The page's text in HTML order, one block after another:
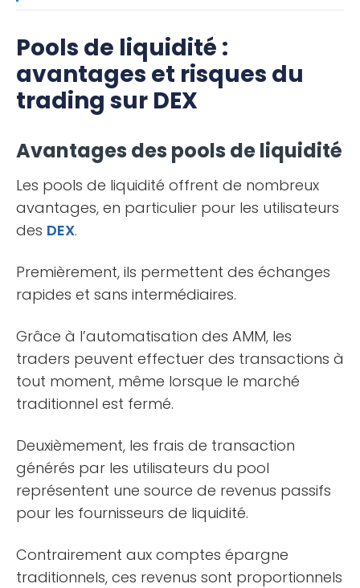
Pools de liquidité :
avantages et risques du
trading sur DEX
Avantages des pools de liquidité
Les pools de liquidité offrent de nombreux
avantages, en particulier pour les utilisateurs
des DEX.
Premièrement, ils permettent des échanges
rapides et sans intermédiaires.
Grâce à l’automatisation des AMM, les
traders peuvent effectuer des transactions à
tout moment, même lorsque le marché
traditionnel est fermé.
Deuxièmement, les frais de transaction
générés par les utilisateurs du pool
représentent une source de revenus passifs
pour les fournisseurs de liquidité.
Contrairement aux comptes épargne
traditionnels, ces revenus sont proportionnels